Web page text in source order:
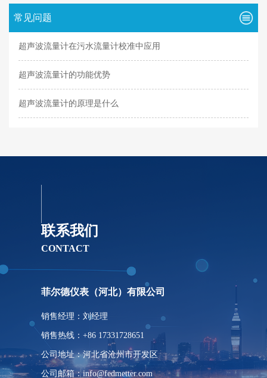
常见问题
超声波流量计在污水流量计校准中应用
超声波流量计的功能优势
超声波流量计的原理是什么
联系我们
CONTACT
菲尔德仪表（河北）有限公司
销售经理：刘经理
销售热线：+86 17331728651
公司地址：河北省沧州市开发区
公司邮箱：info@fedmetter.com